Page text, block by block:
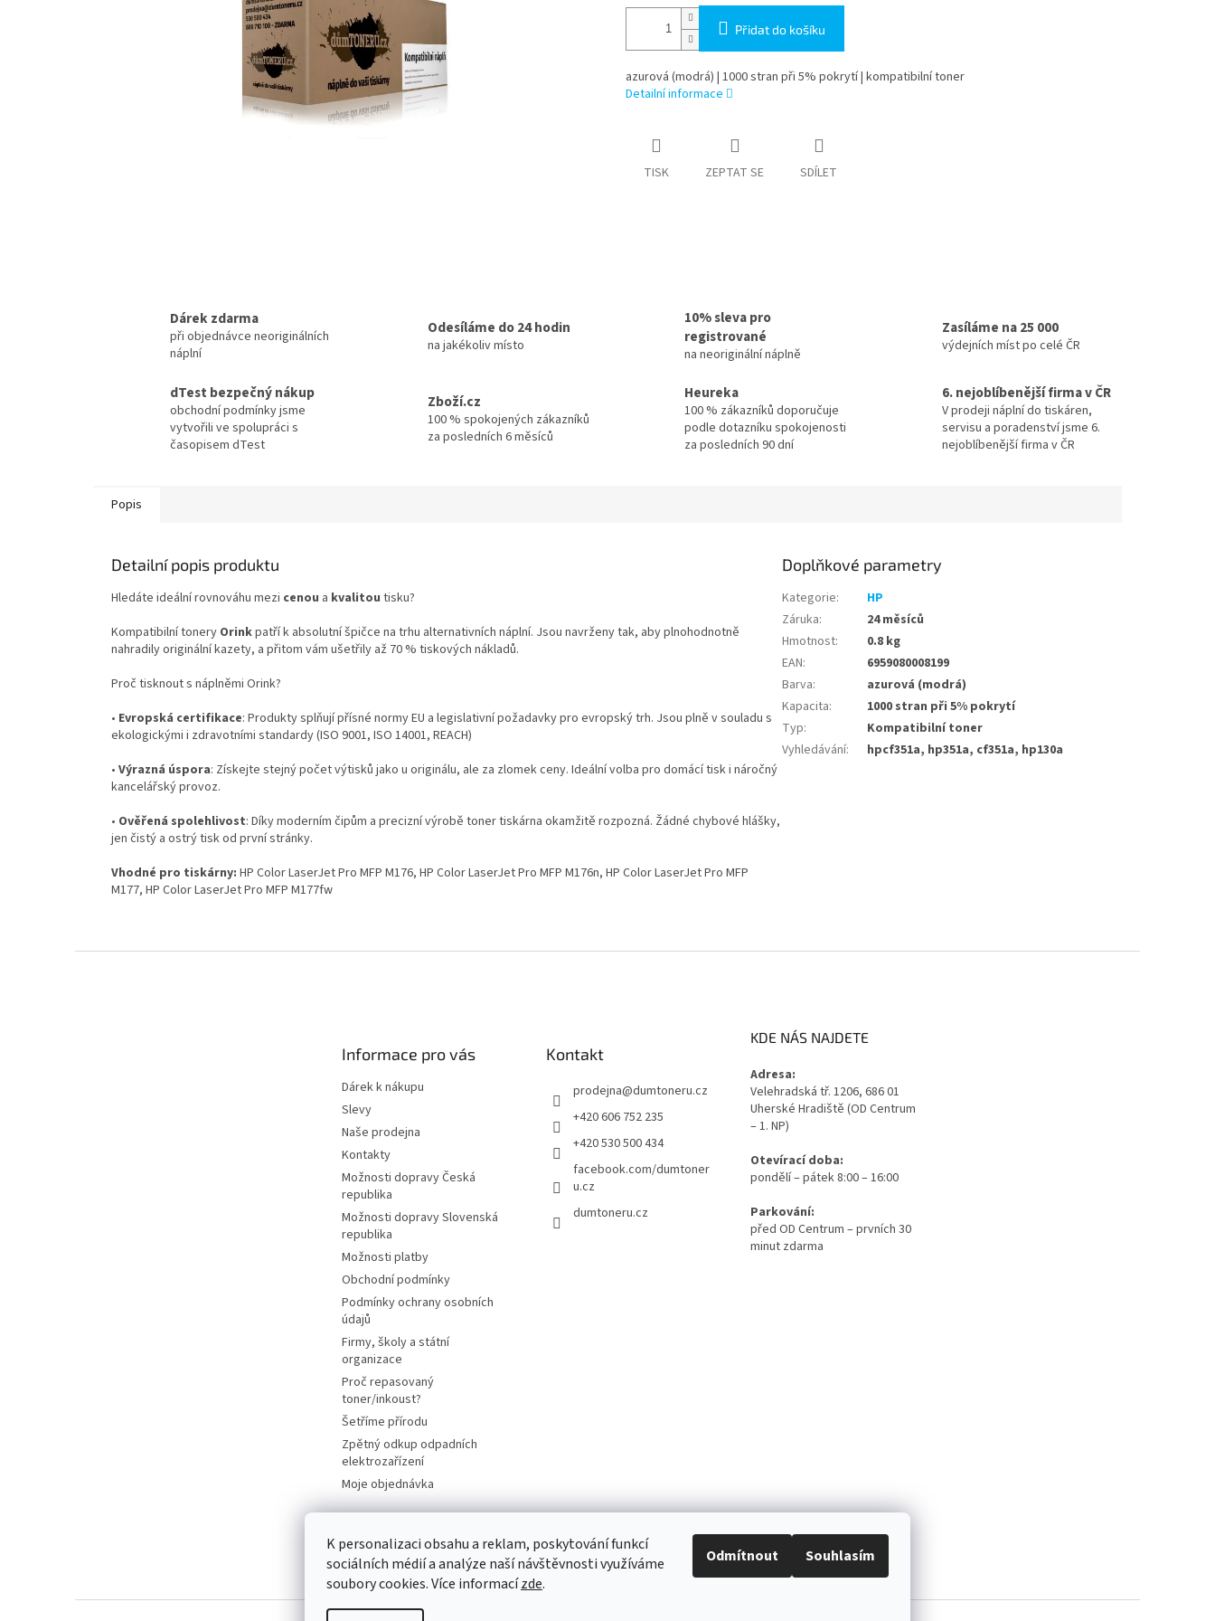
K personalizaci obsahu a reklam, poskytování funkcí
sociálních médií a analýze naší návštěvnosti využíváme
soubory cookies. Více informacízde.
Odmítnout Souhlasím
Přidat do košíku
azurová (modrá) | 1000 stran při 5% pokrytí | kompatibilní toner
Detailní informace
TISK ZEPTAT SE SDÍLET
Dárek zdarma
při objednávce neoriginálních
náplní
Odesíláme do 24 hodin
na jakékoliv místo
10% sleva pro
registrované
na neoriginální náplně
Zasíláme na 25 000
výdejních míst po celé ČR
dTest bezpečný nákup
obchodní podmínky jsme
vytvořili ve spolupráci s
časopisem dTest
Zboží.cz
100 % spokojených zákazníků
za posledních 6 měsíců
Heureka
100 % zákazníků doporučuje
podle dotazníku spokojenosti
za posledních 90 dní
6. nejoblíbenější firma v ČR
V prodeji náplní do tiskáren,
servisu a poradenství jsme 6.
nejoblíbenější firma v ČR
Popis
Detailní popis produktu
Hledáte ideální rovnováhu mezi cenou a kvalitou tisku?
Kompatibilní tonery Orinkpatří k absolutní špičce na trhu alternativních náplní. Jsou navrženy tak, aby plnohodnotně
nahradily originální kazety, a přitom vám ušetřily až 70 % tiskových nákladů.
Proč tisknout s náplněmi Orink?
• Evropská certifikace: Produkty splňují přísné normy EU a legislativní požadavky pro evropský trh. Jsou plně v souladu s
ekologickými i zdravotními standardy (ISO 9001, ISO 14001, REACH)
• Výrazná úspora: Získejte stejný počet výtisků jako u originálu, ale za zlomek ceny. Ideální volba pro domácí tisk i náročný
kancelářský provoz.
• Ověřená spolehlivost: Díky moderním čipům a precizní výrobě toner tiskárna okamžitě rozpozná. Žádné chybové hlášky,
jen čistý a ostrý tisk od první stránky.
Vhodné pro tiskárny: HP Color LaserJet Pro MFP M176, HP Color LaserJet Pro MFP M176n, HP Color LaserJet Pro MFP
M177, HP Color LaserJet Pro MFP M177fw
Doplňkové parametry
Kategorie:
HP
Záruka:
24 měsíců
Hmotnost:
0.8 kg
EAN:
6959080008199
Barva:
azurová (modrá)
Kapacita:
1000 stran při 5% pokrytí
Typ:
Kompatibilní toner
Vyhledávání: hpcf351a, hp351a, cf351a, hp130a
Informace pro vás
Dárek k nákupu
Slevy
Naše prodejna
Kontakty
Možnosti dopravy Česká
republika
Možnosti dopravy Slovenská
republika
Možnosti platby
Obchodní podmínky
Podmínky ochrany osobních
údajů
Firmy, školy a státní
organizace
Proč repasovaný
toner/inkoust?
Šetříme přírodu
Zpětný odkup odpadních
elektrozařízení
Moje objednávka
Kontakt
prodejna@dumtoneru.cz
+420 606 752 235
+420 530 500 434
facebook.com/dumtoner
u.cz
dumtoneru.cz
KDE NÁS NAJDETE
Adresa:
Velehradská tř. 1206, 686 01
Uherské Hradiště (OD Centrum
– 1. NP)
Otevírací doba:
pondělí – pátek 8:00 – 16:00
Parkování:
před OD Centrum – prvních 30
minut zdarma
cart4future.cz sbernybox.cz